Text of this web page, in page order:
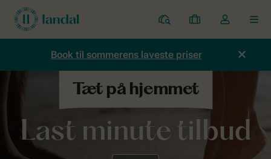
Parker
Mine
bookinger
Toggle
the
Book til sommerens laveste priser
Last minute tilbud